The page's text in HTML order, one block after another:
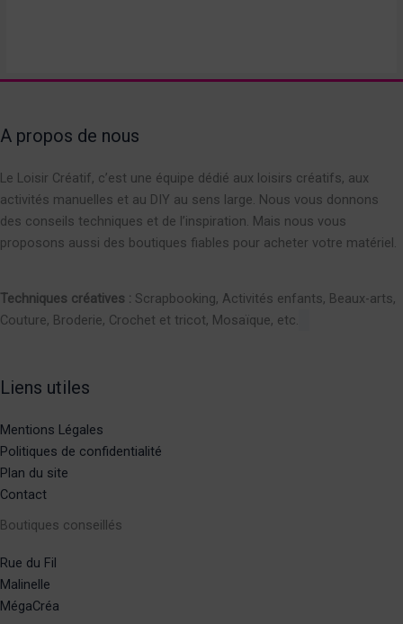
A propos de nous
Le Loisir Créatif, c’est une équipe dédié aux loisirs créatifs, aux
activités manuelles et au DIY au sens large. Nous vous donnons
des conseils techniques et de l’inspiration. Mais nous vous
proposons aussi des boutiques fiables pour acheter votre matériel.
Techniques créatives : Scrapbooking, Activités enfants, Beaux-arts,
Couture, Broderie, Crochet et tricot, Mosaïque, etc.
Liens utiles
Mentions Légales
Politiques de confidentialité
Plan du site
Contact
Boutiques conseillés
Rue du Fil
Malinelle
MégaCréa